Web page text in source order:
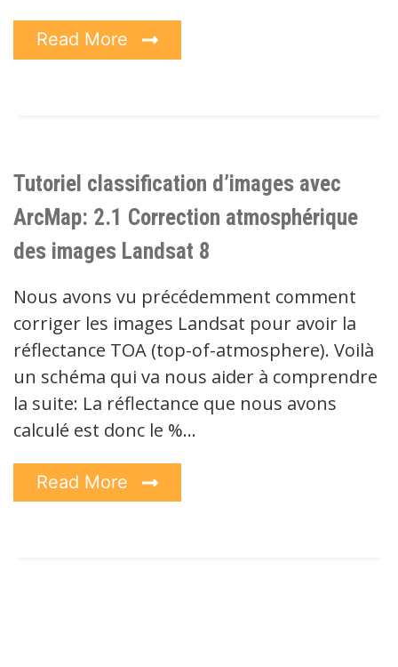
Read More
Tutoriel classification d’images avec
ArcMap: 2.1 Correction atmosphérique
des images Landsat 8
Nous avons vu précédemment comment
corriger les images Landsat pour avoir la
réflectance TOA (top-of-atmosphere). Voilà
un schéma qui va nous aider à comprendre
la suite: La réflectance que nous avons
calculé est donc le %…
Read More